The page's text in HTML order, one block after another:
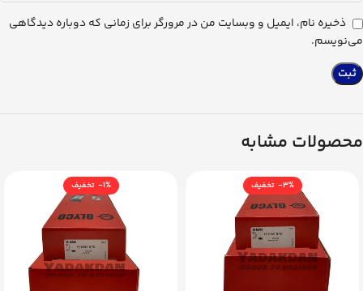
ذخیره نام، ایمیل و وبسایت من در مرورگر برای زمانی که دوباره دیدگاهی
می‌نویسم.
محصولات مشابه
-3%
-1%